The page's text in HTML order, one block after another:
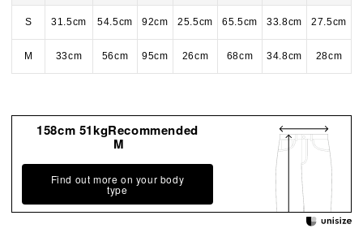
S 31.5cm 54.5cm 92cm 25.5cm 65.5cm 33.8cm 27.5cm
M 33cm 56cm 95cm 26cm 68cm 34.8cm 28cm
158cm 51kgRecommended
M
Find out more on your body
type